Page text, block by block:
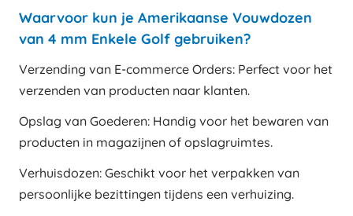
Waarvoor kun je Amerikaanse Vouwdozen
van 4 mm Enkele Golf gebruiken?
Verzending van E-commerce Orders: Perfect voor het
verzenden van producten naar klanten.
Opslag van Goederen: Handig voor het bewaren van
producten in magazijnen of opslagruimtes.
Verhuisdozen: Geschikt voor het verpakken van
persoonlijke bezittingen tijdens een verhuizing.